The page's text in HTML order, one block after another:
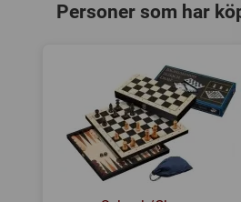
Personer som har